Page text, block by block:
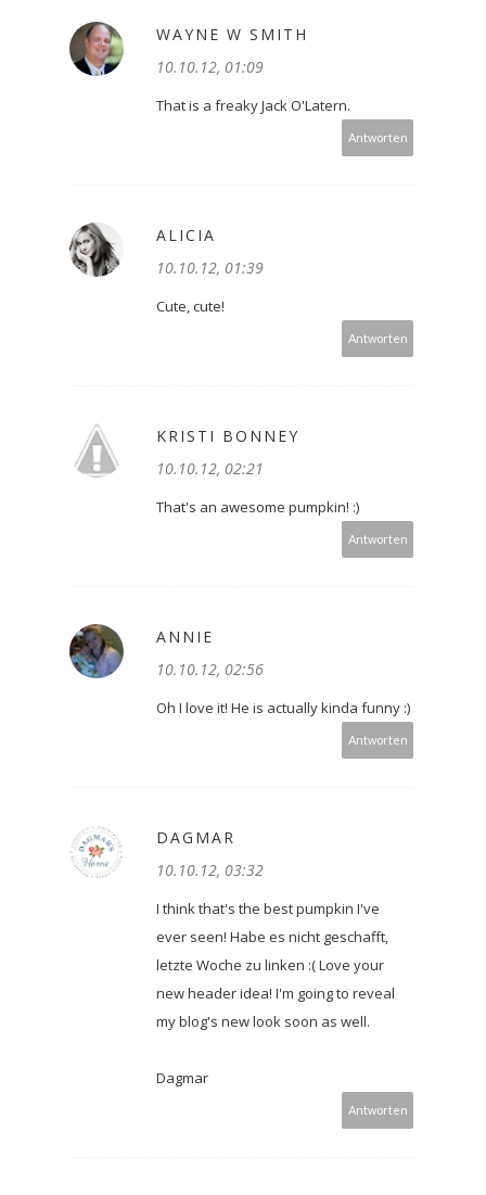
WAYNE W SMITH
10.10.12, 01:09
That is a freaky Jack O'Latern.
Antworten
ALICIA
10.10.12, 01:39
Cute, cute!
Antworten
KRISTI BONNEY
10.10.12, 02:21
That's an awesome pumpkin! :)
Antworten
ANNIE
10.10.12, 02:56
Oh I love it! He is actually kinda funny :)
Antworten
DAGMAR
10.10.12, 03:32
I think that's the best pumpkin I've
ever seen! Habe es nicht geschafft,
letzte Woche zu linken :( Love your
new header idea! I'm going to reveal
my blog's new look soon as well.
Dagmar
Antworten